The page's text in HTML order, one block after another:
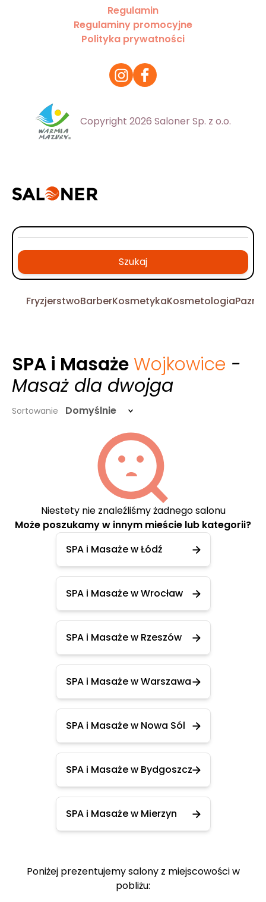
Regulamin
Regulaminy promocyjne
Polityka prywatności
Copyright 2026 Saloner Sp. z o.o.
Szukaj
FryzjerstwoBarberKosmetykaKosmetologia
SPA i Masaże Wojkowice -
Masaż dla dwojga
Sortowanie Domyślnie
Niestety nie znaleźliśmy żadnego salonu
Może poszukamy w innym mieście lub kategorii?
SPA i Masaże w Łódź
SPA i Masaże w Wrocław
SPA i Masaże w Rzeszów
SPA i Masaże w Warszawa
SPA i Masaże w Nowa Sól
SPA i Masaże w Bydgoszcz
SPA i Masaże w Mierzyn
Poniżej prezentujemy salony z miejscowości w
pobliżu: